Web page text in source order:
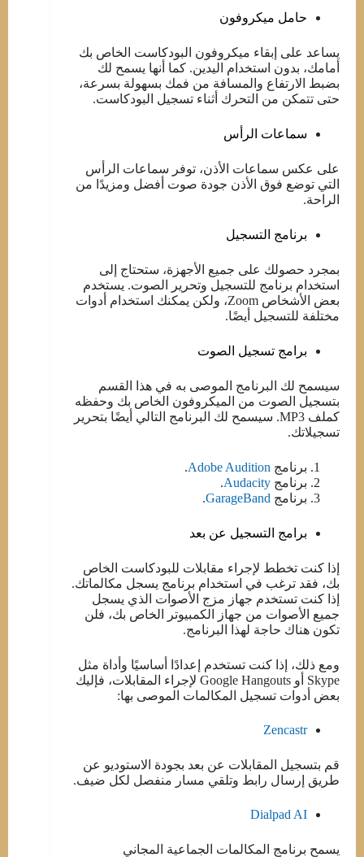
حامل ميكروفون
يساعد على إبقاء ميكروفون البودكاست الخاص بك
أمامك، بدون استخدام اليدين. كما أنها يسمح لك
بضبط الارتفاع والمسافة من فمك بسهولة بسرعة،
حتى تتمكن من التحرك أثناء تسجيل البودكاست.
سماعات الرأس
على عكس سماعات الأذن، توفر سماعات الرأس
التي توضع فوق الأذن جودة صوت أفضل ومزيدًا من
الراحة.
برنامج التسجيل
بمجرد حصولك على جميع الأجهزة، ستحتاج إلى
استخدام برنامج للتسجيل وتحرير الصوت. يستخدم
بعض الأشخاص Zoom، ولكن يمكنك استخدام أدوات
مختلفة للتسجيل أيضًا.
برامج تسجيل الصوت
سيسمح لك البرنامج الموصى به في هذا القسم
بتسجيل الصوت من الميكروفون الخاص بك وحفظه
كملف MP3. سيسمح لك البرنامج التالي أيضًا بتحرير
تسجيلاتك.
برنامج
.
برنامج Audacity
.
برنامج GarageBand
.
برامج التسجيل عن بعد
إذا كنت تخطط لإجراء مقابلات للبودكاست الخاص
بك، فقد ترغب في استخدام برنامج يسجل مكالماتك.
إذا كنت تستخدم جهاز مزج الأصوات الذي يسجل
جميع الأصوات من جهاز الكمبيوتر الخاص بك، فلن
تكون هناك حاجة لهذا البرنامج.
ومع ذلك، إذا كنت تستخدم إعدادًا أساسيًا وأداة مثل
Skype أو Google Hangouts لإجراء المقابلات، فإليك
بعض أدوات تسجيل المكالمات الموصى بها:
Zencastr
قم بتسجيل المقابلات عن بعد بجودة الاستوديو عن
طريق إرسال رابط وتلقي مسار منفصل لكل ضيف.
Dialpad AI
يسمح برنامج المكالمات الجماعية المجاني